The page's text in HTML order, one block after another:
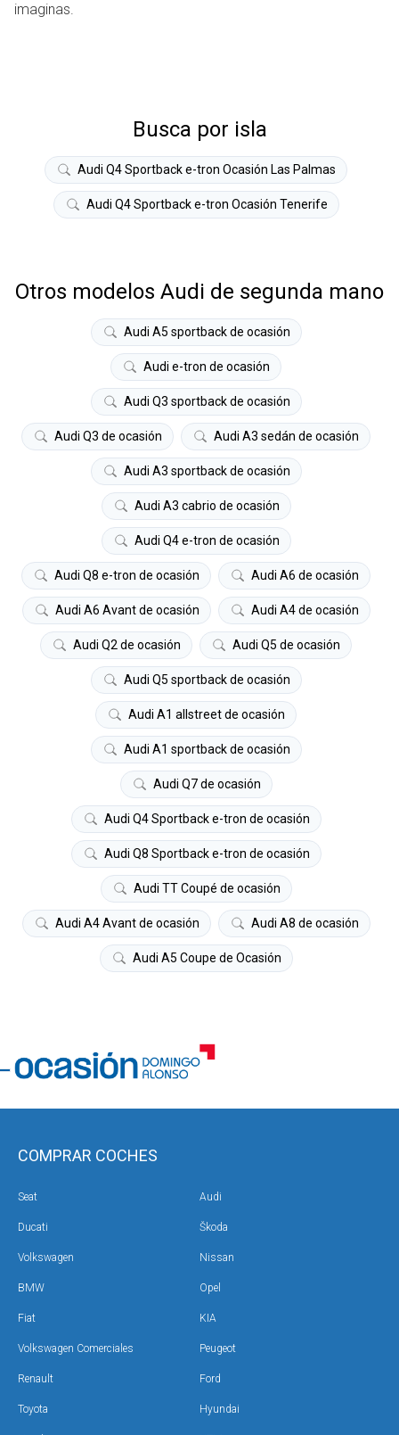
imaginas.
Busca por isla
Audi Q4 Sportback e-tron Ocasión Las Palmas
Audi Q4 Sportback e-tron Ocasión Tenerife
Otros modelos Audi de segunda mano
Audi A5 sportback de ocasión
Audi e-tron de ocasión
Audi Q3 sportback de ocasión
Audi Q3 de ocasión Audi A3 sedán de ocasión
Audi A3 sportback de ocasión
Audi A3 cabrio de ocasión
Audi Q4 e-tron de ocasión
Audi Q8 e-tron de ocasión Audi A6 de ocasión
Audi A6 Avant de ocasión Audi A4 de ocasión
Audi Q2 de ocasión Audi Q5 de ocasión
Audi Q5 sportback de ocasión
Audi A1 allstreet de ocasión
Audi A1 sportback de ocasión
Audi Q7 de ocasión
Audi Q4 Sportback e-tron de ocasión
Audi Q8 Sportback e-tron de ocasión
Audi TT Coupé de ocasión
Audi A4 Avant de ocasión Audi A8 de ocasión
Audi A5 Coupe de Ocasión
COMPRAR COCHES
Seat Audi
Ducati Škoda
Volkswagen Nissan
BMW Opel
Fiat KIA
Volkswagen Comerciales Peugeot
Renault Ford
Toyota Hyundai